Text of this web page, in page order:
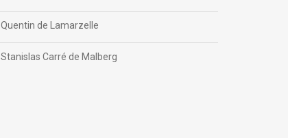
Quentin de Lamarzelle
Stanislas Carré de Malberg